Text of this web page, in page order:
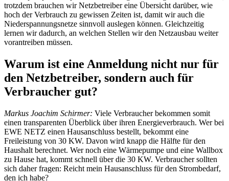
trotzdem brauchen wir Netzbetreiber eine Übersicht darüber, wie
hoch der Verbrauch zu gewissen Zeiten ist, damit wir auch die
Niederspannungsnetze sinnvoll auslegen können. Gleichzeitig
lernen wir dadurch, an welchen Stellen wir den Netzausbau weiter
vorantreiben müssen.
Warum ist eine Anmeldung nicht nur für
den Netzbetreiber, sondern auch für
Verbraucher gut?
Markus Joachim Schirmer: Viele Verbraucher bekommen somit
einen transparenten Überblick über ihren Energieverbrauch. Wer bei
EWE NETZ einen Hausanschluss bestellt, bekommt eine
Freileistung von 30 KW. Davon wird knapp die Hälfte für den
Haushalt berechnet. Wer noch eine Wärmepumpe und eine Wallbox
zu Hause hat, kommt schnell über die 30 KW. Verbraucher sollten
sich daher fragen: Reicht mein Hausanschluss für den Strombedarf,
den ich habe?